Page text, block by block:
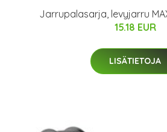
Jarrupalasarja, levyjarru
15.18 EUR
LISÄTIETOJA